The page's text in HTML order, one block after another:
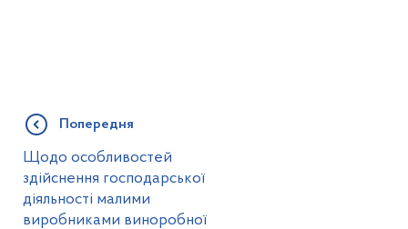
Попередня
Щодо особливостей
здійснення господарської
діяльності малими
виробниками виноробної